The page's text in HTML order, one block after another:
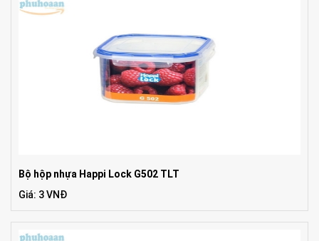
Bộ hộp nhựa Happi Lock G502 TLT
Giá: 3 VNĐ